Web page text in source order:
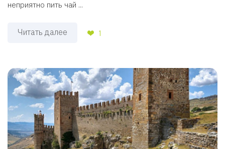
неприятно пить чай ...
Читать далее 1